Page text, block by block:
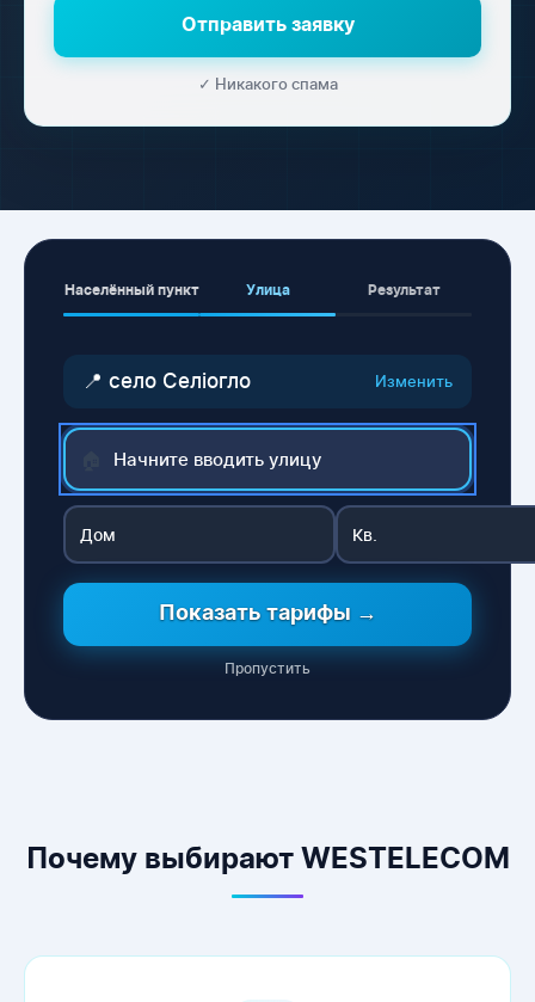
Отправить заявку
✓ Никакого спама
Населённый пункт Улица Результат
📍 село Селіогло Изменить
Показать тарифы →
Пропустить
Почему выбирают WESTELECOM